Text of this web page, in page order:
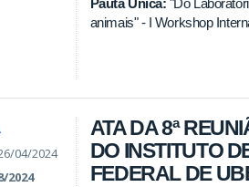
Pauta Única: "Do
animais" - I Workshop
04/2024
2024
ATA DA 8ª
DO INSTITUTO
FEDERAL DE